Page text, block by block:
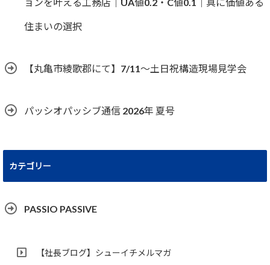
住まいの選択
【丸亀市綾歌郡にて】7/11～土日祝構造現場見学会
パッシオパッシブ通信 2026年 夏号
カテゴリー
PASSIO PASSIVE
【社長ブログ】シューイチメルマガ